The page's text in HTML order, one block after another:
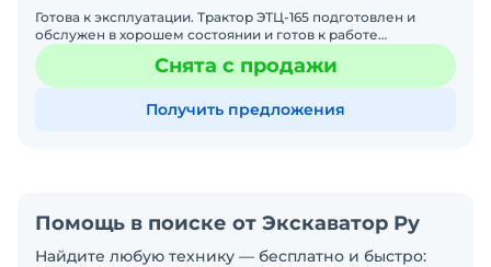
Готова к эксплуатации. Трактор ЭТЦ-165 подготовлен и
обслужен в хорошем состоянии и готов к работе
документация на эксплуатацию усиленной бары
прилагается, переСнята с продажи
Получить предложения
Помощь в поиске от Экскаватор Ру
Найдите любую технику — бесплатно и быстро: